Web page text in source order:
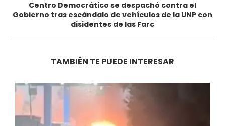
Centro Democrático se despachó contra el
Gobierno tras escándalo de vehículos de la UNP con
disidentes de las Farc
TAMBIÉN TE PUEDE INTERESAR